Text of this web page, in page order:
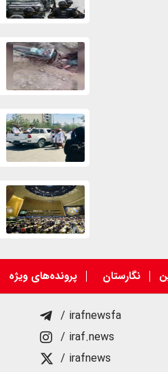
نگارستان پرونده‌های ویژه
/ irafnewsfa
/ iraf.news
/ irafnews